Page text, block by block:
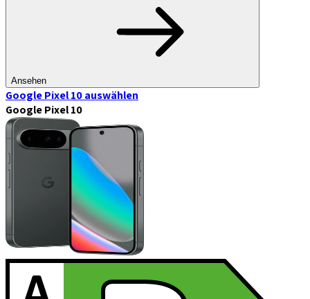
Ansehen
Google Pixel 10auswählen
Google Pixel 10